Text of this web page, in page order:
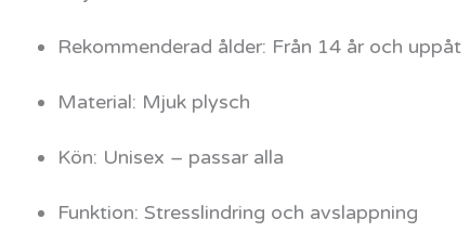
Rekommenderad ålder: Från 14 år och uppåt
Material: Mjuk plysch
Kön: Unisex – passar alla
Funktion: Stresslindring och avslappning